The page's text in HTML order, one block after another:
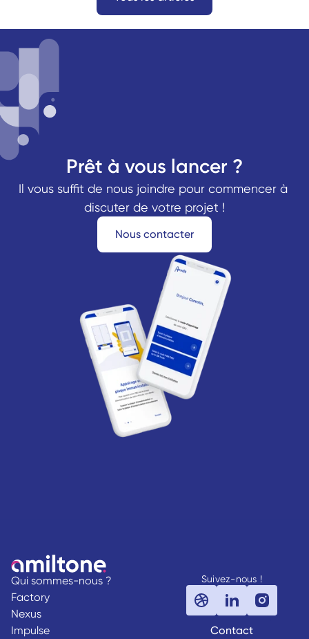
Prêt à vous lancer ?
Il vous suffit de nous joindre pour commencer à
discuter de votre projet !
Nous contacter
Contact
Suivez-nous !
Qui sommes-nous ?
Factory
Nexus
Impulse